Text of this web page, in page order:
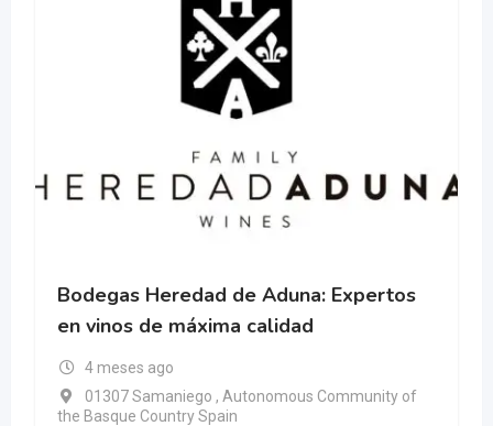
Bodegas Heredad de Aduna: Expertos
en vinos de máxima calidad
4 meses ago
01307 Samaniego , Autonomous Community of
the Basque Country Spain